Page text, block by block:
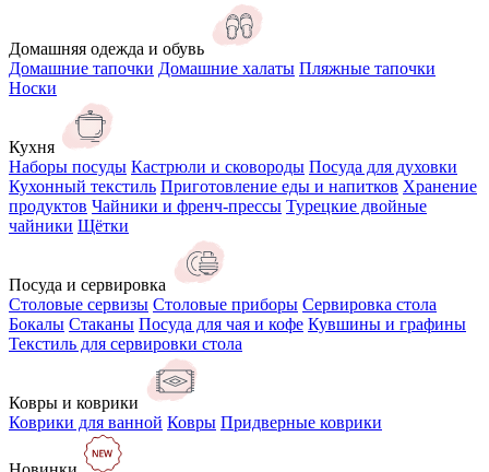
Домашняя одежда и обувь
Домашние тапочки Домашние халаты Пляжные тапочки
Носки
Кухня
Наборы посуды Кастрюли и сковороды Посуда для духовки
Кухонный текстиль Приготовление еды и напитков Хранение
продуктов Чайники и френч-прессы Турецкие двойные
чайники Щётки
Посуда и сервировка
Столовые сервизы Столовые приборы Сервировка стола
Бокалы Стаканы Посуда для чая и кофе Кувшины и графины
Текстиль для сервировки стола
Ковры и коврики
Коврики для ванной Ковры Придверные коврики